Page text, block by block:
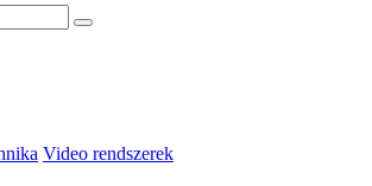
Video rendszerek